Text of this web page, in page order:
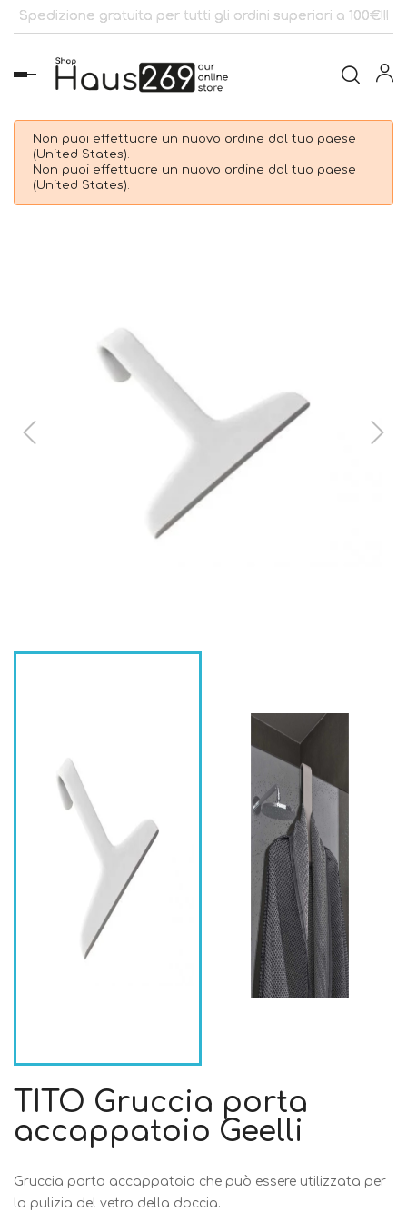
Spedizione gratuita per tutti gli ordini superiori a 100€!!!
navigazione
Non puoi effettuare un nuovo ordine dal tuo paese
(United States).
Non puoi effettuare un nuovo ordine dal tuo paese
(United States).
TITO Gruccia porta
accappatoio Geelli
Gruccia porta accappatoio che può essere utilizzata per
la pulizia del vetro della doccia.